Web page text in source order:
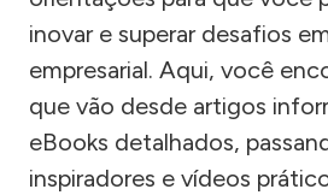
inovar e superar desafios
empresarial. Aqui, você
que vão desde artigos
eBooks detalhados,
inspiradores e vídeos